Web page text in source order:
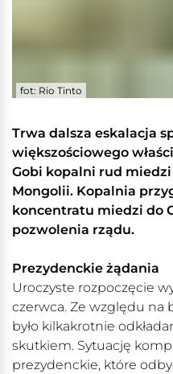
fot: Rio Tinto
Trwa dalsza eskalacja
większościowego
Gobi kopalni rud miedzi
Mongolii. Kopalnia
koncentratu miedzi do
pozwolenia rządu.
Prezydenckie żądania
Uroczyste rozpoczęcie
czerwca. Ze względu na
było kilkakrotnie
skutkiem. Sytuację
prezydenckie, które